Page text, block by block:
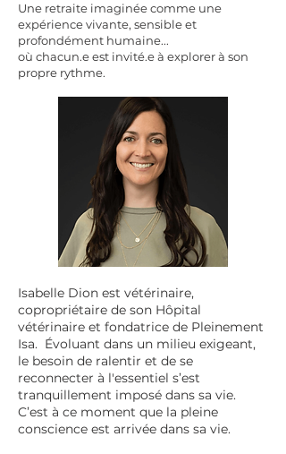
Une retraite imaginée comme une
expérience vivante, sensible et
profondément humaine...
où chacun.e est invité.e à explorer à son
propre rythme.
Isabelle Dion est vétérinaire,
copropriétaire de son Hôpital
vétérinaire et fondatrice de Pleinement
Isa. Évoluant dans un milieu exigeant,
le besoin de ralentir et de se
reconnecter à l'essentiel s’est
tranquillement imposé dans sa vie.
C’est à ce moment que la pleine
conscience est arrivée dans sa vie.